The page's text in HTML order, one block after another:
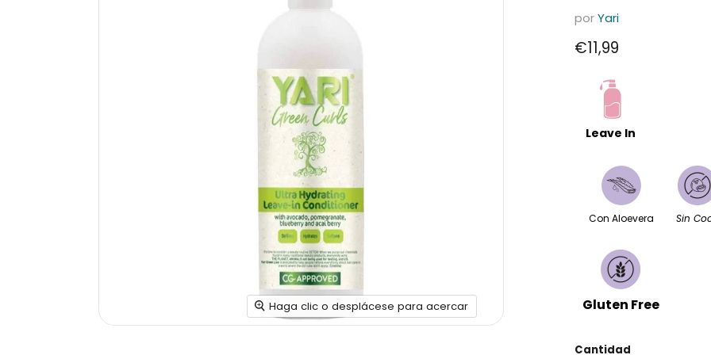
Haga clic o desplácese para acercar
porYari
Precio actual
€11,99
Leave In
Con Aloevera Sin
Gluten Free
Cantidad